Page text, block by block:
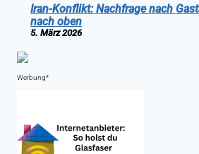
Iran-Konflikt: Nachfrage nach
nach oben
5. März 2026
Werbung*